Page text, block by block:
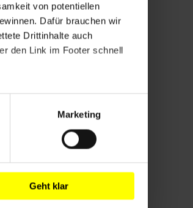
von potentiellen
Dafür brauchen wir
Drittinhalte auch
den Link im Footer schnell
Marketing
Geht klar